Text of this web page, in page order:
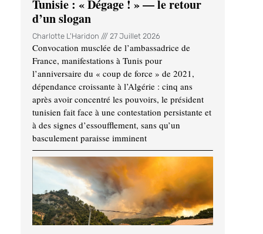
Tunisie : « Dégage ! » — le retour
d’un slogan
Charlotte L'Haridon 27 Juillet 2026
Convocation musclée de l’ambassadrice de
France, manifestations à Tunis pour
l’anniversaire du « coup de force » de 2021,
dépendance croissante à l’Algérie : cinq ans
après avoir concentré les pouvoirs, le président
tunisien fait face à une contestation persistante et
à des signes d’essoufflement, sans qu’un
basculement paraisse imminent